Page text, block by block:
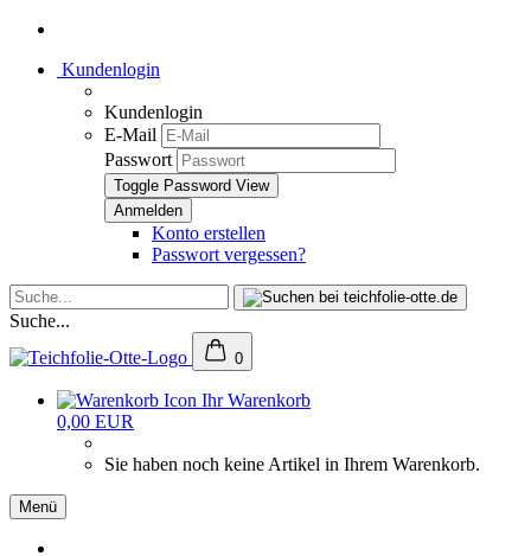
Kundenlogin
Kundenlogin
E-Mail
Passwort
Toggle Password View
Konto erstellen
Passwort vergessen?
Suche...
0
Ihr Warenkorb
0,00 EUR
Sie haben noch keine Artikel in Ihrem Warenkorb.
Menü